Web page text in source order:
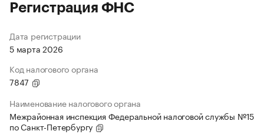
Регистрация ФНС
Дата регистрации
5 марта 2026
Код налогового органа
7847
Наименование налогового органа
Межрайонная инспекция Федеральной налоговой службы №15
по Санкт-Петербургу